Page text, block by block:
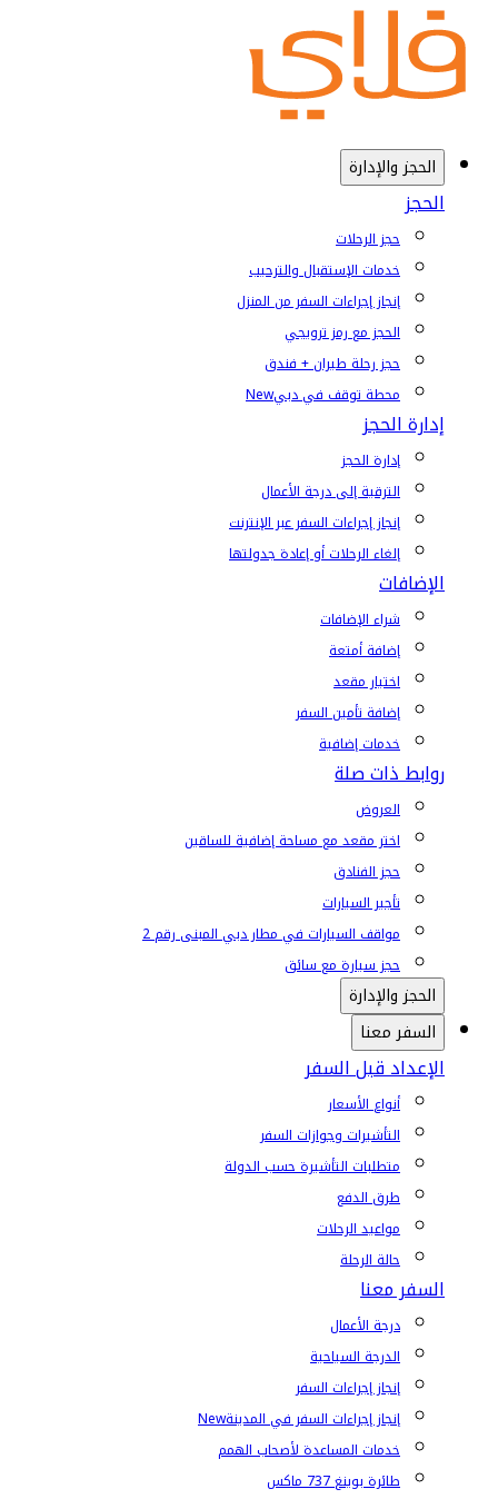
الحجز والإدارة
الحجز
حجز الرحلات
خدمات الإستقبال والترحيب
إنجاز إجراءات السفر من المنزل
الحجز مع رمز ترويجي
حجز رحلة طيران + فندق
محطة توقف في دبيNew
إدارة الحجز
إدارة الحجز
الترقية إلى درجة الأعمال
إنجاز إجراءات السفر عبر الإنترنت
إلغاء الرحلات أو إعادة جدولتها
الإضافات
شراء الإضافات
إضافة أمتعة
اختيار مقعد
إضافة تأمين السفر
خدمات إضافية
روابط ذات صلة
العروض
اختر مقعد مع مساحة إضافية للساقين
حجز الفنادق
تأجير السيارات
مواقف السيارات في مطار دبي المبنى رقم 2
حجز سيارة مع سائق
الحجز والإدارة
السفر معنا
الإعداد قبل السفر
أنواع الأسعار
التأشيرات وجوازات السفر
متطلبات التأشيرة حسب الدولة
طرق الدفع
مواعيد الرحلات
حالة الرحلة
السفر معنا
درجة الأعمال
الدرجة السياحية
إنجاز إجراءات السفر
إنجاز إجراءات السفر في المدينةNew
خدمات المساعدة لأصحاب الهمم
طائرة بوينغ 737 ماكس